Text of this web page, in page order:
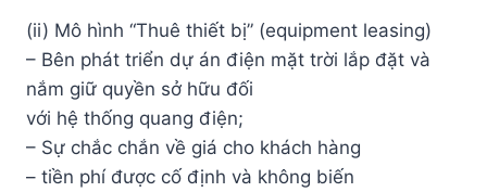
(ii) Mô hình “Thuê thiết bị” (equipment leasing)
– Bên phát triển dự án điện mặt trời lắp đặt và
nắm giữ quyền sở hữu đối
với hệ thống quang điện;
– Sự chắc chắn về giá cho khách hàng
– tiền phí được cố định và không biến